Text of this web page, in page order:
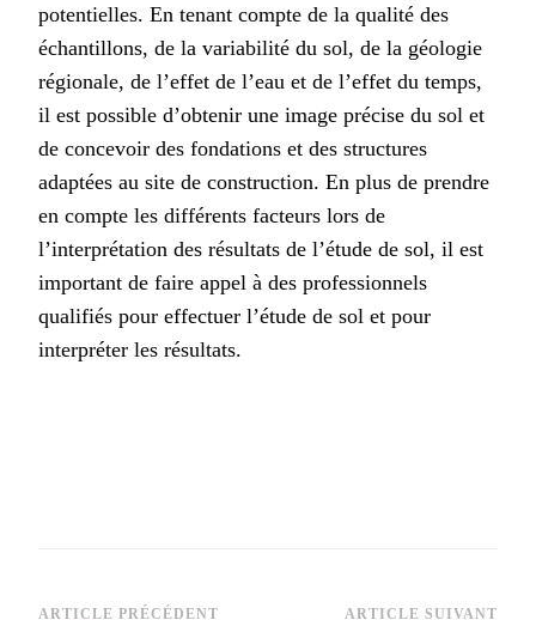
potentielles. En tenant compte de la qualité des
échantillons, de la variabilité du sol, de la géologie
régionale, de l’effet de l’eau et de l’effet du temps,
il est possible d’obtenir une image précise du sol et
de concevoir des fondations et des structures
adaptées au site de construction. En plus de prendre
en compte les différents facteurs lors de
l’interprétation des résultats de l’étude de sol, il est
important de faire appel à des professionnels
qualifiés pour effectuer l’étude de sol et pour
interpréter les résultats.
ARTICLE PRÉCÉDENT ARTICLE SUIVANT